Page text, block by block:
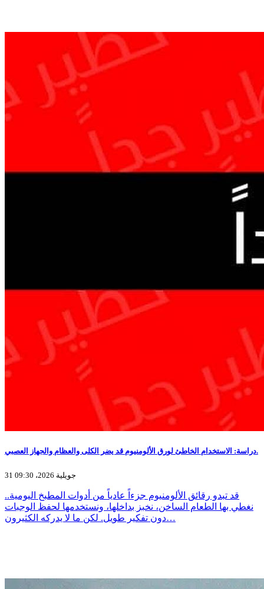
دراسة: الاستخدام الخاطئ لورق الألومنيوم قد يضر الكلى والعظام والجهاز العصبي.
31 جويلية 2026، 09:30
قد تبدو رقائق الألومنيوم جزءاً عادياً من أدوات المطبخ اليومية..
نغطي بها الطعام الساخن، نخبز بداخلها، ونستخدمها لحفظ الوجبات
دون تفكير طويل. لكن ما لا يدركه الكثيرون…